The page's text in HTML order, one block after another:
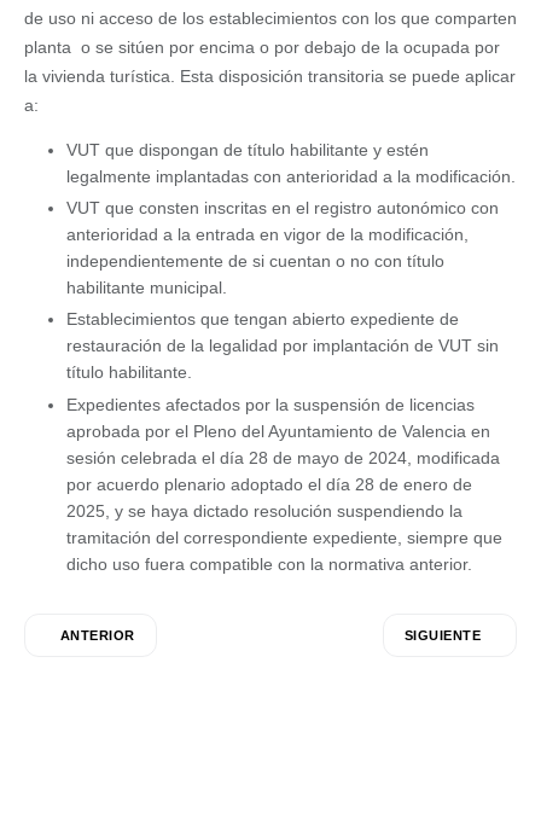
de uso ni acceso de los establecimientos con los que comparten
planta o se sitúen por encima o por debajo de la ocupada por
la vivienda turística. Esta disposición transitoria se puede aplicar
a:
VUT que dispongan de título habilitante y estén
legalmente implantadas con anterioridad a la modificación.
VUT que consten inscritas en el registro autonómico con
anterioridad a la entrada en vigor de la modificación,
independientemente de si cuentan o no con título
habilitante municipal.
Establecimientos que tengan abierto expediente de
restauración de la legalidad por implantación de VUT sin
título habilitante.
Expedientes afectados por la suspensión de licencias
aprobada por el Pleno del Ayuntamiento de Valencia en
sesión celebrada el día 28 de mayo de 2024, modificada
por acuerdo plenario adoptado el día 28 de enero de
2025, y se haya dictado resolución suspendiendo la
tramitación del correspondiente expediente, siempre que
dicho uso fuera compatible con la normativa anterior.
ANTERIOR SIGUIENTE